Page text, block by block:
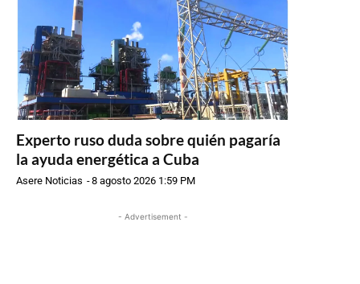
Experto ruso duda sobre quién pagaría
la ayuda energética a Cuba
Asere Noticias -8 agosto 2026 1:59 PM
- Advertisement -